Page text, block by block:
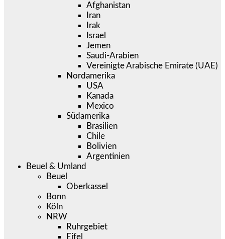
Afghanistan
Iran
Irak
Israel
Jemen
Saudi-Arabien
Vereinigte Arabische Emirate (UAE)
Nordamerika
USA
Kanada
Mexico
Südamerika
Brasilien
Chile
Bolivien
Argentinien
Beuel & Umland
Beuel
Oberkassel
Bonn
Köln
NRW
Ruhrgebiet
Eifel